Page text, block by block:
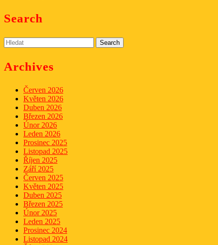
Search
Search
for:
Archives
Červen 2026
Květen 2026
Duben 2026
Březen 2026
Únor 2026
Leden 2026
Prosinec 2025
Listopad 2025
Říjen 2025
Září 2025
Červen 2025
Květen 2025
Duben 2025
Březen 2025
Únor 2025
Leden 2025
Prosinec 2024
Listopad 2024